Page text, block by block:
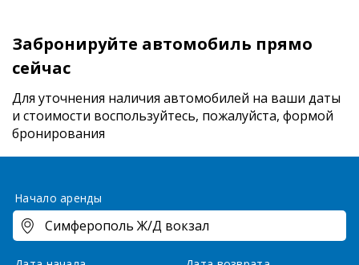
Забронируйте автомобиль прямо
сейчас
Для уточнения наличия автомобилей на ваши даты
и стоимости воспользуйтесь, пожалуйста, формой
бронирования
Начало аренды